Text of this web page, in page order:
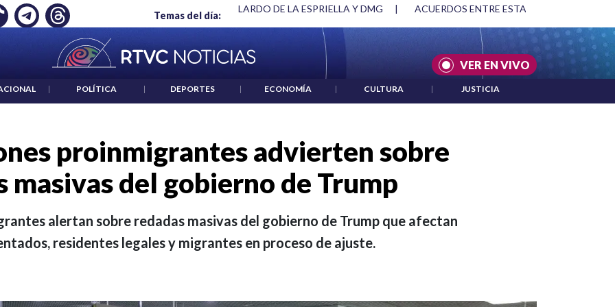
Temas del día:
UN CRIMEN": CARTA DE BETO CORAL ABELARDO DE LA ESPRIELLA Y DMG | ACUERDOS ENTRE ESTADOS UNIDOS E
VER EN VIVO
| POLÍTICA | DEPORTES | ECONOMÍA | CULTURA | JUSTICIA
proinmigrantes advierten sobre
masivas del gobierno de Trump
alertan sobre redadas masivas del gobierno de Trump que afectan
residentes legales y migrantes en proceso de ajuste.